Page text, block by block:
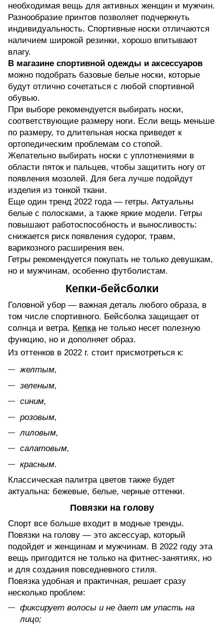
необходимая вещь для активных женщин и мужчин.
Разнообразие принтов позволяет подчеркнуть
индивидуальность. Спортивные носки отличаются
наличием широкой резинки, хорошо впитывают
влагу.
В магазине спортивной одежды и аксессуаров
можно подобрать базовые белые носки, которые
будут отлично сочетаться с любой спортивной
обувью.
При выборе рекомендуется выбирать носки,
соответствующие размеру ноги. Если вещь меньше
по размеру, то длительная носка приведет к
ортопедическим проблемам со стопой.
Желательно выбирать носки с уплотнениями в
области пяток и пальцев, чтобы защитить ногу от
появления мозолей. Для бега лучше подойдут
изделия из тонкой ткани.
Еще один тренд 2022 года — гетры. Актуальны
белые с полосками, а также яркие модели. Гетры
повышают работоспособность и выносливость:
снижается риск появления судорог, травм,
варикозного расширения вен.
Гетры рекомендуется покупать не только девушкам,
но и мужчинам, особенно футболистам.
Кепки-бейсболки
Головной убор — важная деталь любого образа, в
том числе спортивного. Бейсболка защищает от
солнца и ветра. Кепкане только несет полезную
функцию, но и дополняет образ.
Из оттенков в 2022 г. стоит присмотреться к:
желтым,
зеленым,
синим,
розовым,
лиловым,
салатовым,
красным.
Классическая палитра цветов также будет
актуальна: бежевые, белые, черные оттенки.
Повязки на голову
Спорт все больше входит в модные тренды.
Повязки на голову — это аксессуар, который
подойдет и женщинам и мужчинам. В 2022 году эта
вещь пригодится не только на фитнес-занятиях, но
и для создания повседневного стиля.
Повязка удобная и практичная, решает сразу
несколько проблем:
фиксирует волосы и не дает им упасть на
лицо;